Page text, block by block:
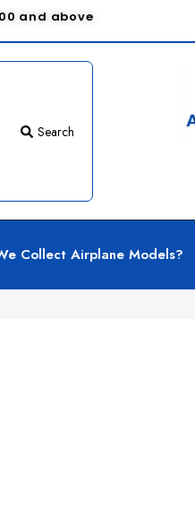
and above
Search
Collect Airplane Models?